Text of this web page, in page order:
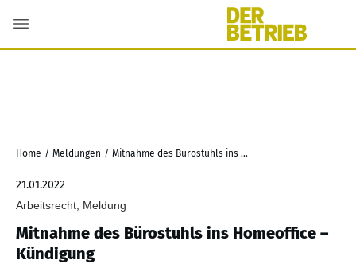
Home / Meldungen / Mitnahme des Bürostuhls ins Homeoffice – Kündigung
21.01.2022
Arbeitsrecht, Meldung
Mitnahme des Bürostuhls ins Homeoffice –
Kündigung